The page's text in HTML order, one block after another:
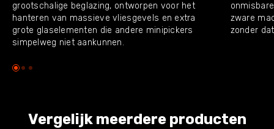
grootschalige beglazing, ontworpen voor het
hanteren van massieve vliesgevels en extra
grote glaselementen die andere minipickers
simpelweg niet aankunnen.
zware
zonder
Vergelijk meerdere producten